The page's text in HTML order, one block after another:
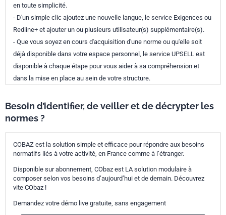
en toute simplicité.
- D'un simple clic ajoutez une nouvelle langue, le service Exigences ou
Redline+ et ajouter un ou plusieurs utilisateur(s) supplémentaire(s).
- Que vous soyez en cours d'acquisition d'une norme ou qu'elle soit
déjà disponible dans votre espace personnel, le service UPSELL est
disponible à chaque étape pour vous aider à sa compréhension et
dans la mise en place au sein de votre structure.
Besoin d’identifier, de veiller et de décrypter les
normes ?
COBAZ est la solution simple et efficace pour répondre aux besoins
normatifs liés à votre activité, en France comme à l’étranger.
Disponible sur abonnement, CObaz est LA solution modulaire à
composer selon vos besoins d’aujourd’hui et de demain. Découvrez
vite CObaz !
Demandez votre démo live gratuite, sans engagement